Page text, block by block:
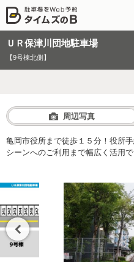
ＵＲ保津川団地駐車場
【9号棟北側】
周辺写真
亀岡市役所まで徒歩１５分！役所
シーンへのご利用まで幅広く活用で